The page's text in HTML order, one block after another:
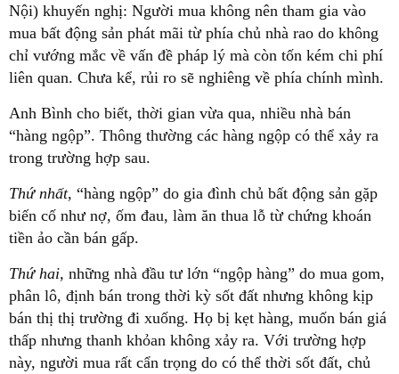
Nội) khuyến nghị: Người mua không nên tham gia vào
mua bất động sản phát mãi từ phía chủ nhà rao do không
chỉ vướng mắc về vấn đề pháp lý mà còn tốn kém chi phí
liên quan. Chưa kể, rủi ro sẽ nghiêng về phía chính mình.
Anh Bình cho biết, thời gian vừa qua, nhiều nhà bán
“hàng ngộp”. Thông thường các hàng ngộp có thể xảy ra
trong trường hợp sau.
Thứ nhất, “hàng ngộp” do gia đình chủ bất động sản gặp
biến cố như nợ, ốm đau, làm ăn thua lỗ từ chứng khoán
tiền ảo cần bán gấp.
Thứ hai, những nhà đầu tư lớn “ngộp hàng” do mua gom,
phân lô, định bán trong thời kỳ sốt đất nhưng không kịp
bán thị thị trường đi xuống. Họ bị kẹt hàng, muốn bán giá
thấp nhưng thanh khỏan không xảy ra. Với trường hợp
này, người mua rất cẩn trọng do có thể thời sốt đất, chủ